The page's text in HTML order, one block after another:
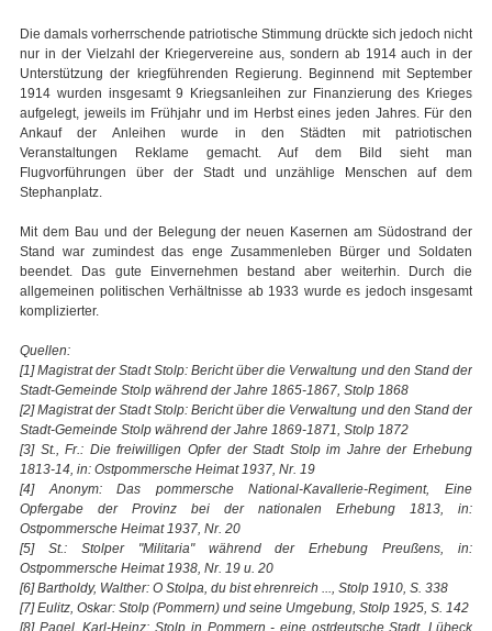
Die damals vorherrschende patriotische Stimmung drückte sich jedoch nicht
nur in der Vielzahl der Kriegervereine aus, sondern ab 1914 auch in der
Unterstützung der kriegführenden Regierung. Beginnend mit September
1914 wurden insgesamt 9 Kriegsanleihen zur Finanzierung des Krieges
aufgelegt, jeweils im Frühjahr und im Herbst eines jeden Jahres. Für den
Ankauf der Anleihen wurde in den Städten mit patriotischen
Veranstaltungen Reklame gemacht. Auf dem Bild sieht man
Flugvorführungen über der Stadt und unzählige Menschen auf dem
Stephanplatz.
Mit dem Bau und der Belegung der neuen Kasernen am Südostrand der
Stand war zumindest das enge Zusammenleben Bürger und Soldaten
beendet. Das gute Einvernehmen bestand aber weiterhin. Durch die
allgemeinen politischen Verhältnisse ab 1933 wurde es jedoch insgesamt
komplizierter.
Quellen:
[1] Magistrat der Stadt Stolp: Bericht über die Verwaltung und den Stand der
Stadt-Gemeinde Stolp während der Jahre 1865-1867, Stolp 1868
[2] Magistrat der Stadt Stolp: Bericht über die Verwaltung und den Stand der
Stadt-Gemeinde Stolp während der Jahre 1869-1871, Stolp 1872
[3] St., Fr.: Die freiwilligen Opfer der Stadt Stolp im Jahre der Erhebung
1813-14, in: Ostpommersche Heimat 1937, Nr. 19
[4] Anonym: Das pommersche National-Kavallerie-Regiment, Eine
Opfergabe der Provinz bei der nationalen Erhebung 1813, in:
Ostpommersche Heimat 1937, Nr. 20
[5] St.: Stolper "Militaria" während der Erhebung Preußens, in:
Ostpommersche Heimat 1938, Nr. 19 u. 20
[6] Bartholdy, Walther: O Stolpa, du bist ehrenreich ..., Stolp 1910, S. 338
[7] Eulitz, Oskar: Stolp (Pommern) und seine Umgebung, Stolp 1925, S. 142